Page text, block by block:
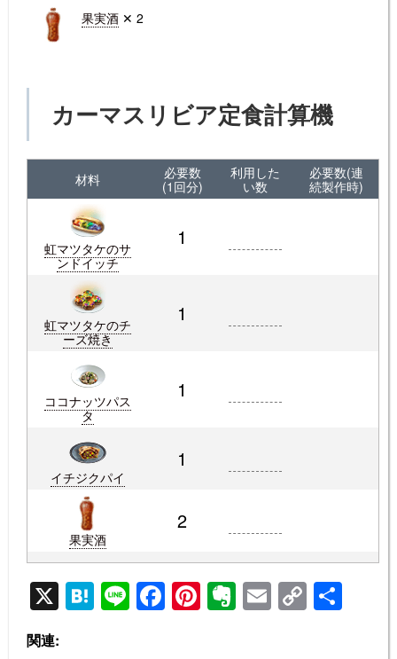
果実酒 ✕ 2
カーマスリビア定食計算機
材料
必要数
(1回分)
利用した
い数
必要数(連
続製作時)
虹マツタケのサ
ンドイッチ
1
虹マツタケのチ
ーズ焼き
1
ココナッツパス
タ
1
イチジクパイ
1
果実酒
2
X H
at
Li
n
F
a
Pi
nt
E
v
E
m
C
o
関連: